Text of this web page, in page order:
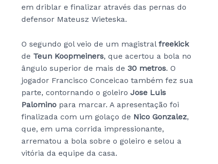
em driblar e finalizar através das pernas do
defensor Mateusz Wieteska.
O segundo gol veio de um magistral freekick
de Teun Koopmeiners, que acertou a bola no
ângulo superior de mais de 30 metros. O
jogador Francisco Conceicao também fez sua
parte, contornando o goleiro Jose Luis
Palomino para marcar. A apresentação foi
finalizada com um golaço de Nico Gonzalez,
que, em uma corrida impressionante,
arrematou a bola sobre o goleiro e selou a
vitória da equipe da casa.